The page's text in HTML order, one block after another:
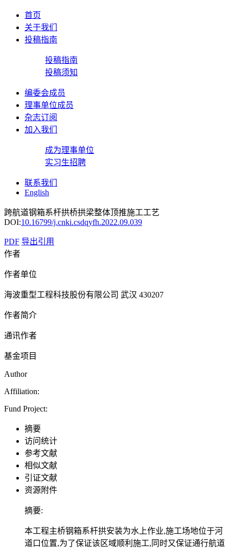
首页
关于我们
投稿指南
投稿指南
投稿须知
编委会成员
理事单位成员
杂志订阅
加入我们
成为理事单位
实习生招聘
联系我们
English
跨航道钢箱系杆拱桥拱梁整体顶推施工工艺
DOI:10.16799/j.cnki.csdqyfh.2022.09.039
PDF 导出引用
作者
作者单位
海波重型工程科技股份有限公司 武汉 430207
作者简介
通讯作者
基金项目
Author
Affiliation:
Fund Project:
摘要
访问统计
参考文献
相似文献
引证文献
资源附件
摘要:
本工程主桥钢箱系杆拱安装为水上作业,施工场地位于河
道口位置,为了保证该区域顺利施工,同时又保证通行航道